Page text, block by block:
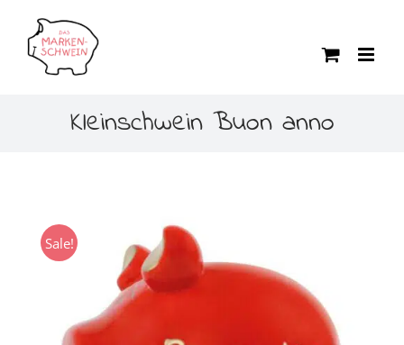
springen
Kleinschwein Buon anno
Sale!